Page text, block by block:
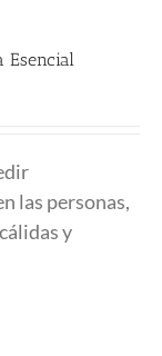
Esencial
las personas,
y